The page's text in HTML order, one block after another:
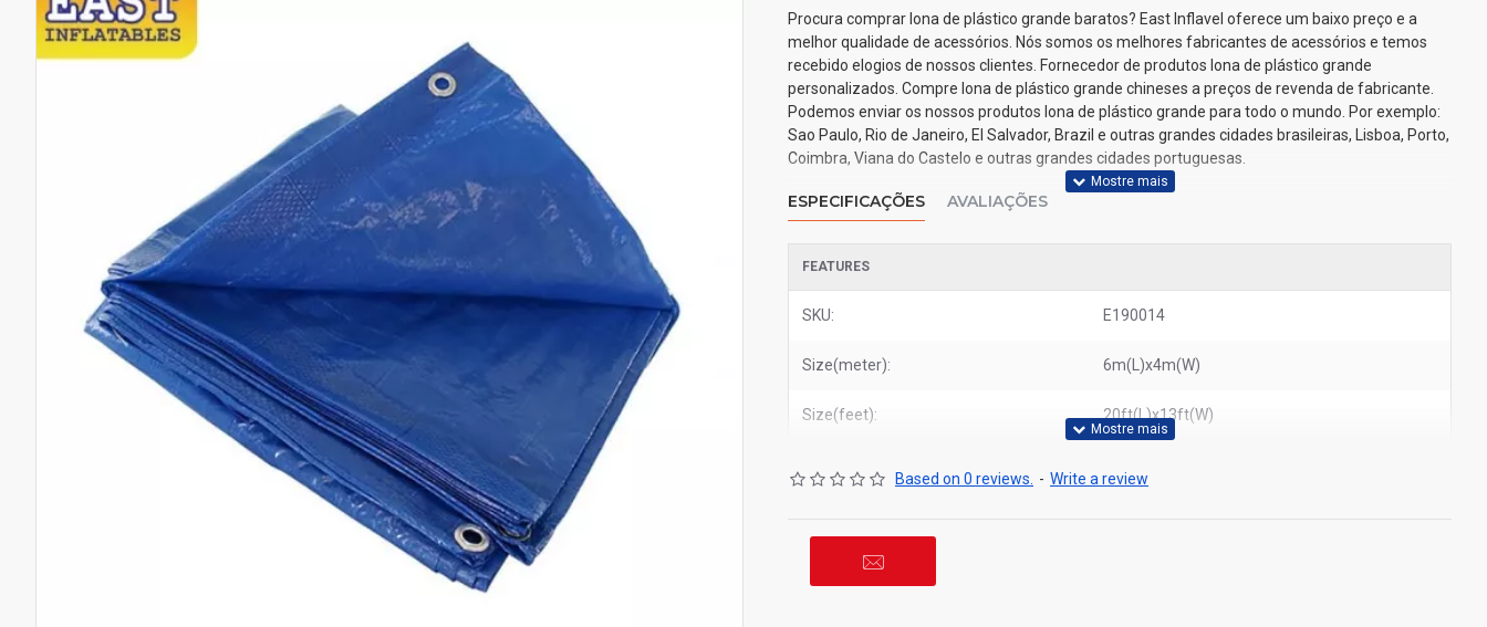
Procura comprar lona de plástico grande baratos? East Inflavel oferece um baixo preço e a
melhor qualidade de acessórios. Nós somos os melhores fabricantes de acessórios e temos
recebido elogios de nossos clientes. Fornecedor de produtos lona de plástico grande
personalizados. Compre lona de plástico grande chineses a preços de revenda de fabricante.
Podemos enviar os nossos produtos lona de plástico grande para todo o mundo. Por exemplo:
Sao Paulo, Rio de Janeiro, El Salvador, Brazil e outras grandes cidades brasileiras, Lisboa, Porto,
Coimbra, Viana do Castelo e outras grandes cidades portuguesas.
ESPECIFICAÇÕES AVALIAÇÕES
FEATURES
SKU: E190014
Size(meter): 6m(L)x4m(W)
Size(feet): 20ft(L)x13ft(W)
Based on 0 reviews. - Write a review